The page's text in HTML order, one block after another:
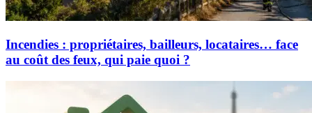
Incendies : propriétaires, bailleurs, locataires… face
au coût des feux, qui paie quoi ?